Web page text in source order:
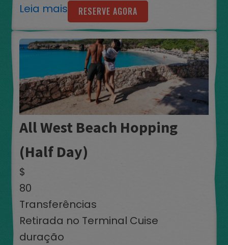
Leia mais
RESERVE AGORA
All West Beach Hopping
(Half Day)
$
80
Transferências
Retirada no Terminal Cuise
duração